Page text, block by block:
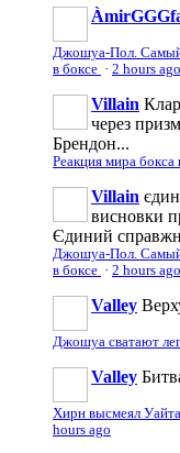
Джошуа-Пол. Самый
в боксе · 2 hours ago
Villain
через
Брендон...
Реакция мира
Villain
висновки
Єдиний
Джошуа-Пол. Самый
в боксе · 2 hours ago
Valley
Джошуа сватают
Valley
Хирн высмеял
hours ago